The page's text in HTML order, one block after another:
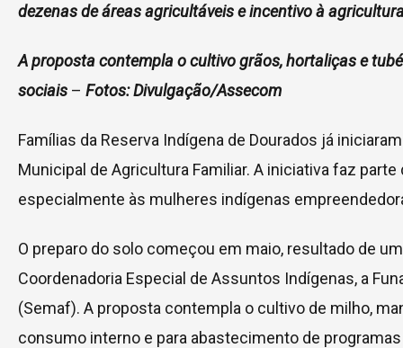
dezenas de áreas agricultáveis e incentivo à
A proposta contempla o cultivo grãos, hortaliças e
sociais – Fotos: Divulgação/Assecom
Famílias da Reserva Indígena de Dourados já
Municipal de Agricultura Familiar. A iniciativa faz
especialmente às mulheres indígenas
O preparo do solo começou em maio, resultado de
Coordenadoria Especial de Assuntos Indígenas, a
(Semaf). A proposta contempla o cultivo de milho,
consumo interno e para abastecimento de